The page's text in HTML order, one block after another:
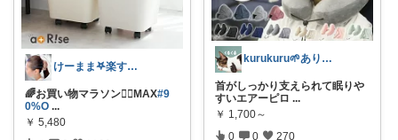
けーまま𖤐楽する家づくり☀︎*.｡
🌈お買い物マラソン🏃‍♂️MAX#9
0%O ...
￥ 5,480
kurukuru🌱ありがとうございます
首がしっかり支えられて眠りや
すいエアーピロ ...
￥ 1,700～
0 0 270